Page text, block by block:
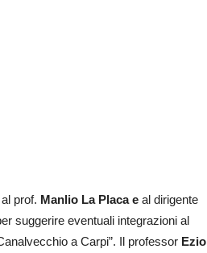
prof. Manlio La Placa e al dirigente
suggerire eventuali integrazioni al
a Carpi”. Il professor Ezio